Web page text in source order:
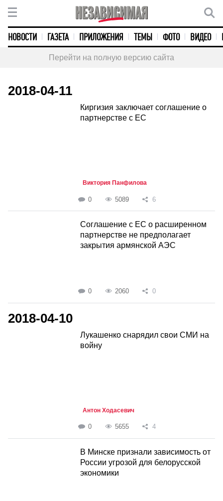
НОВОСТИ ГАЗЕТА ПРИЛОЖЕНИЯ ТЕМЫ ФОТО ВИДЕО
Перейти на полную версию сайта
2018-04-11
Киргизия заключает соглашение о
партнерстве с ЕС
Виктория Панфилова
0 5089 6
Соглашение с ЕС о расширенном
партнерстве не предполагает
закрытия армянской АЭС
0 2060 0
2018-04-10
Лукашенко снарядил свои СМИ на
войну
Антон Ходасевич
0 5655 4
В Минске признали зависимость от
России угрозой для белорусской
экономики